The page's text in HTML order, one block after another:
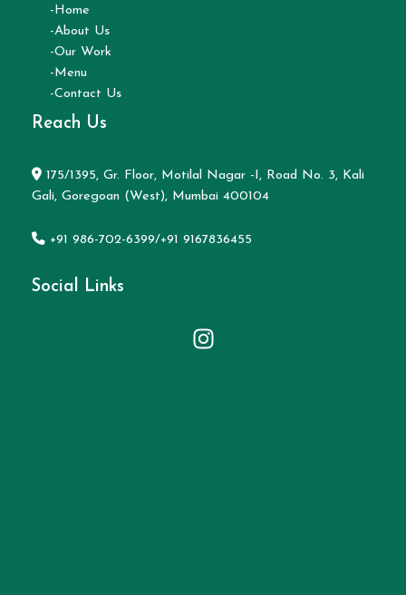
-Home
-About Us
-Our Work
-Menu
-Contact Us
Reach Us
175/1395, Gr. Floor, Motilal Nagar -I, Road No. 3, Kali
Gali, Goregoan (West), Mumbai 400104
+91 986-702-6399/+91 9167836455
Social Links